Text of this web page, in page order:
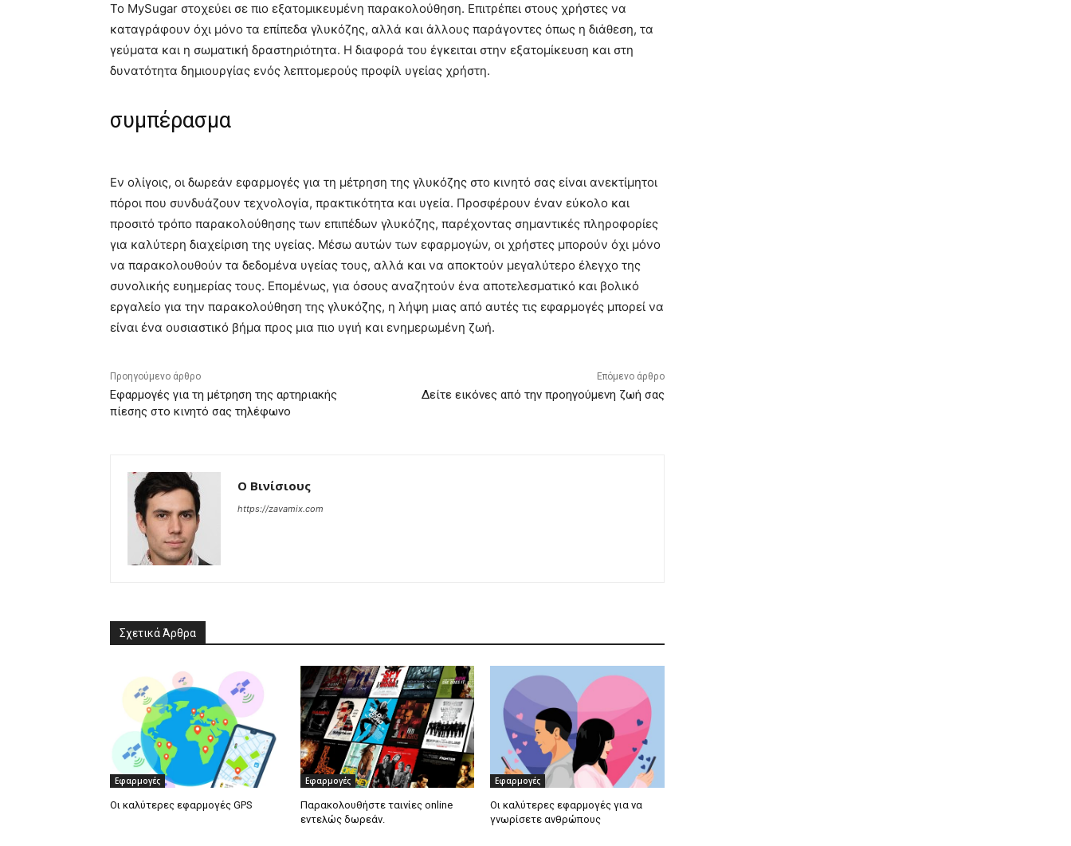
Το MySugar στοχεύει σε πιο εξατομικευμένη παρακολούθηση. Επιτρέπει στους χρήστες να
καταγράφουν όχι μόνο τα επίπεδα γλυκόζης, αλλά και άλλους παράγοντες όπως η διάθεση, τα
γεύματα και η σωματική δραστηριότητα. Η διαφορά του έγκειται στην εξατομίκευση και στη
δυνατότητα δημιουργίας ενός λεπτομερούς προφίλ υγείας χρήστη.
συμπέρασμα
Εν ολίγοις, οι δωρεάν εφαρμογές για τη μέτρηση της γλυκόζης στο κινητό σας είναι ανεκτίμητοι
πόροι που συνδυάζουν τεχνολογία, πρακτικότητα και υγεία. Προσφέρουν έναν εύκολο και
προσιτό τρόπο παρακολούθησης των επιπέδων γλυκόζης, παρέχοντας σημαντικές πληροφορίες
για καλύτερη διαχείριση της υγείας. Μέσω αυτών των εφαρμογών, οι χρήστες μπορούν όχι μόνο
να παρακολουθούν τα δεδομένα υγείας τους, αλλά και να αποκτούν μεγαλύτερο έλεγχο της
συνολικής ευημερίας τους. Επομένως, για όσους αναζητούν ένα αποτελεσματικό και βολικό
εργαλείο για την παρακολούθηση της γλυκόζης, η λήψη μιας από αυτές τις εφαρμογές μπορεί να
είναι ένα ουσιαστικό βήμα προς μια πιο υγιή και ενημερωμένη ζωή.
Προηγούμενο άρθρο
Εφαρμογές για τη μέτρηση της αρτηριακής
πίεσης στο κινητό σας τηλέφωνο
Επόμενο άρθρο
Δείτε εικόνες από την προηγούμενη ζωή σας
Ο Βινίσιους
https://zavamix.com
Σχετικά Άρθρα
Εφαρμογές
Οι καλύτερες εφαρμογές GPS
Εφαρμογές
Παρακολουθήστε ταινίες online
εντελώς δωρεάν.
Εφαρμογές
Οι καλύτερες εφαρμογές για να
γνωρίσετε ανθρώπους